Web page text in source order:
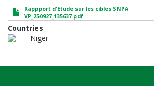
Rappport d'Etude sur les cibles SNPA
VP_250927_135637.pdf
Countries
Niger